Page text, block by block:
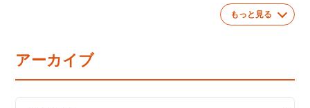
もっと見る
アーカイブ